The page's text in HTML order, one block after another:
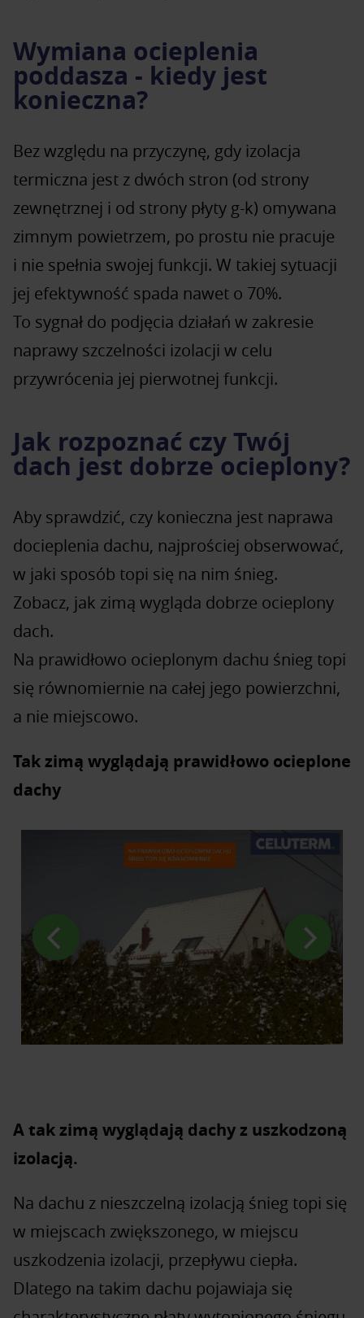
Wymiana ocieplenia
poddasza - kiedy jest
konieczna?
Bez względu na przyczynę, gdy izolacja
termiczna jest z dwóch stron (od strony
zewnętrznej i od strony płyty g-k) omywana
zimnym powietrzem, po prostu nie pracuje
i nie spełnia swojej funkcji. W takiej sytuacji
jej efektywność spada nawet o 70%.
To sygnał do podjęcia działań w zakresie
naprawy szczelności izolacji w celu
przywrócenia jej pierwotnej funkcji.
Jak rozpoznać czy Twój
dach jest dobrze ocieplony?
Aby sprawdzić, czy konieczna jest naprawa
docieplenia dachu, najprościej obserwować,
w jaki sposób topi się na nim śnieg.
Zobacz, jak zimą wygląda dobrze ocieplony
dach.
Na prawidłowo ocieplonym dachu śnieg topi
się równomiernie na całej jego powierzchni,
a nie miejscowo.
Tak zimą wyglądają prawidłowo ocieplone
dachy
A tak zimą wyglądają dachy z uszkodzoną
izolacją.
Na dachu z nieszczelną izolacją śnieg topi się
w miejscach zwiększonego, w miejscu
uszkodzenia izolacji, przepływu ciepła.
Dlatego na takim dachu pojawiaja się